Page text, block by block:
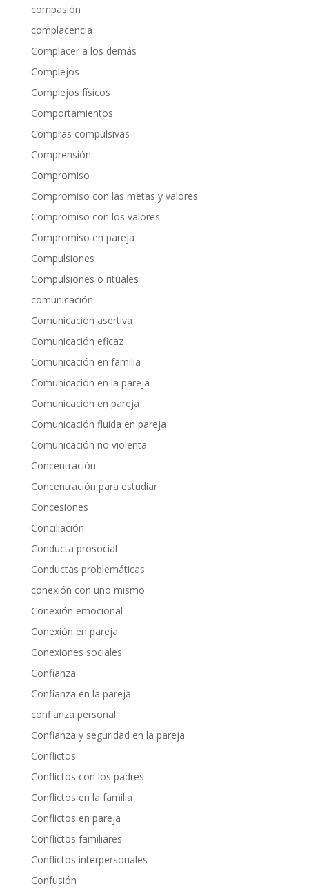
compasión
complacencia
Complacer a los demás
Complejos
Complejos físicos
Comportamientos
Compras compulsivas
Comprensión
Compromiso
Compromiso con las metas y valores
Compromiso con los valores
Compromiso en pareja
Compulsiones
Compulsiones o rituales
comunicación
Comunicación asertiva
Comunicación eficaz
Comunicación en familia
Comunicación en la pareja
Comunicación en pareja
Comunicación fluida en pareja
Comunicación no violenta
Concentración
Concentración para estudiar
Concesiones
Conciliación
Conducta prosocial
Conductas problemáticas
conexión con uno mismo
Conexión emocional
Conexión en pareja
Conexiones sociales
Confianza
Confianza en la pareja
confianza personal
Confianza y seguridad en la pareja
Conflictos
Conflictos con los padres
Conflictos en la familia
Conflictos en pareja
Conflictos familiares
Conflictos interpersonales
Confusión